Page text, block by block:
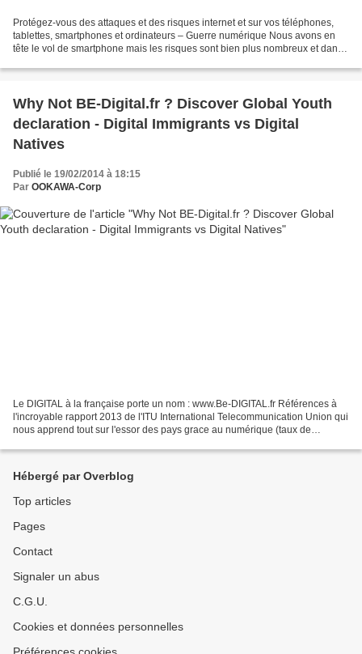
Protégez-vous des attaques et des risques internet et sur vos téléphones,
tablettes, smartphones et ordinateurs – Guerre numérique Nous avons en
tête le vol de smartphone mais les risques sont bien plus nombreux et dans
Why Not BE-Digital.fr ? Discover Global Youth
declaration - Digital Immigrants vs Digital
Natives
Publié le 19/02/2014 à 18:15
Par OOKAWA-Corp
Le DIGITAL à la française porte un nom : www.Be-DIGITAL.fr Références à
l'incroyable rapport 2013 de l'ITU International Telecommunication Union qui
nous apprend tout sur l'essor des pays grace au numérique (taux de
Hébergé par Overblog
Top articles
Pages
Contact
Signaler un abus
C.G.U.
Cookies et données personnelles